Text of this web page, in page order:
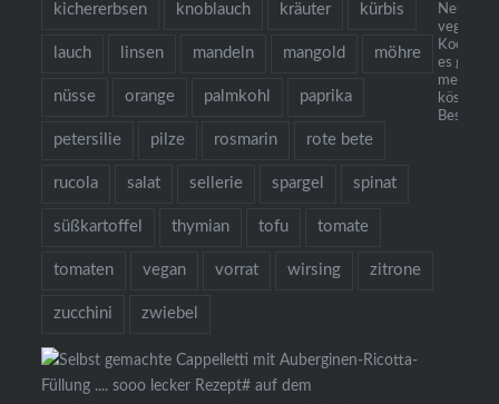
kichererbsen knoblauch kräuter kürbis
lauch linsen mandeln mangold möhre
nüsse orange palmkohl paprika
petersilie pilze rosmarin rote bete
rucola salat sellerie spargel spinat
süßkartoffel thymian tofu tomate
tomaten vegan vorrat wirsing zitrone
zucchini zwiebel
Neu:
es gibt
mehr als